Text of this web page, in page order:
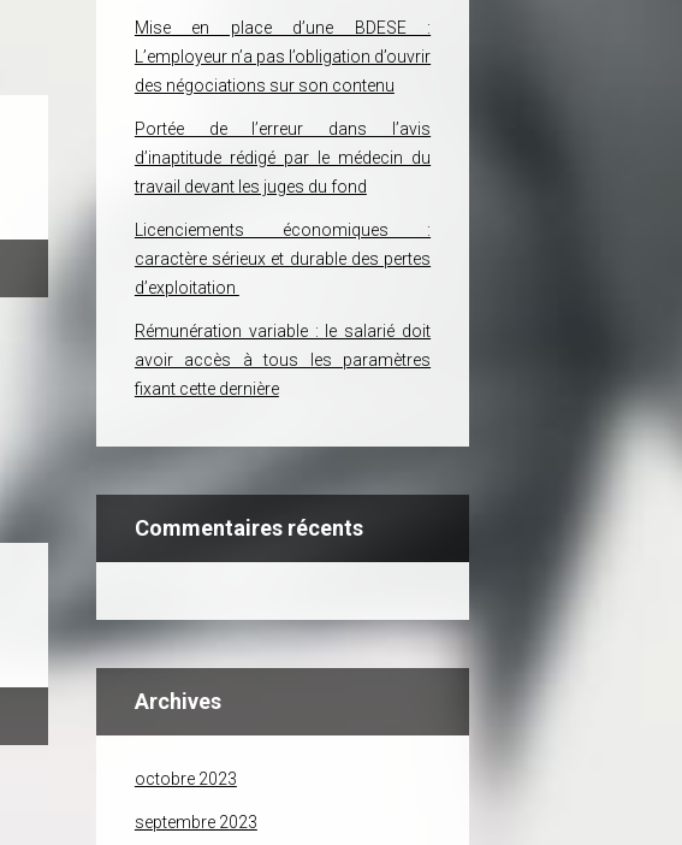
Mise en place d’une BDESE :
L’employeur n’a pas l’obligation d’ouvrir
des négociations sur son contenu
Portée de l’erreur dans l’avis
d’inaptitude rédigé par le médecin du
travail devant les juges du fond
Licenciements économiques :
caractère sérieux et durable des pertes
d’exploitation
Rémunération variable : le salarié doit
avoir accès à tous les paramètres
fixant cette dernière
Commentaires récents
Archives
octobre 2023
septembre 2023